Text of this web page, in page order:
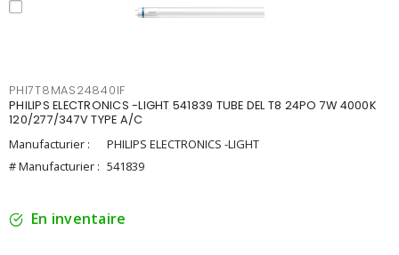
PHI7T8MAS24840IF
PHILIPS ELECTRONICS -LIGHT 541839 TUBE DEL T8 24PO 7W 4000K
120/277/347V TYPE A/C
Manufacturier :
PHILIPS ELECTRONICS -LIGHT
# Manufacturier : 541839
En inventaire